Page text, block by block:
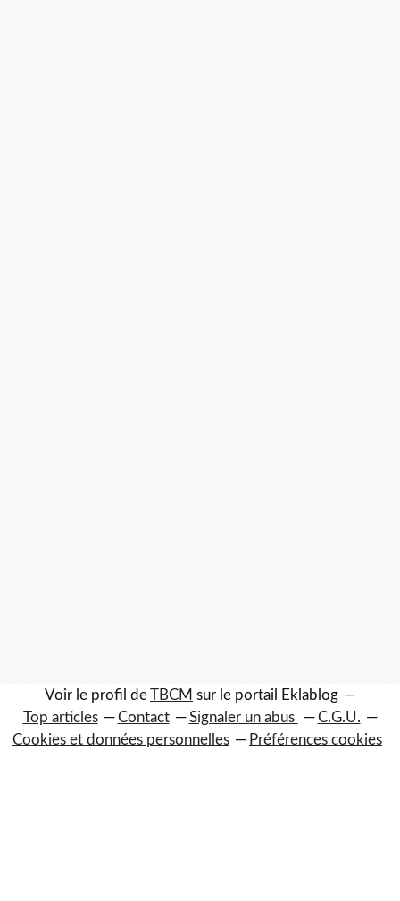
Voir le profil deTBCM sur le portail Eklablog
Top articles
Contact Signaler un abus
C.G.U.
Cookies et données personnelles
Préférences cookies